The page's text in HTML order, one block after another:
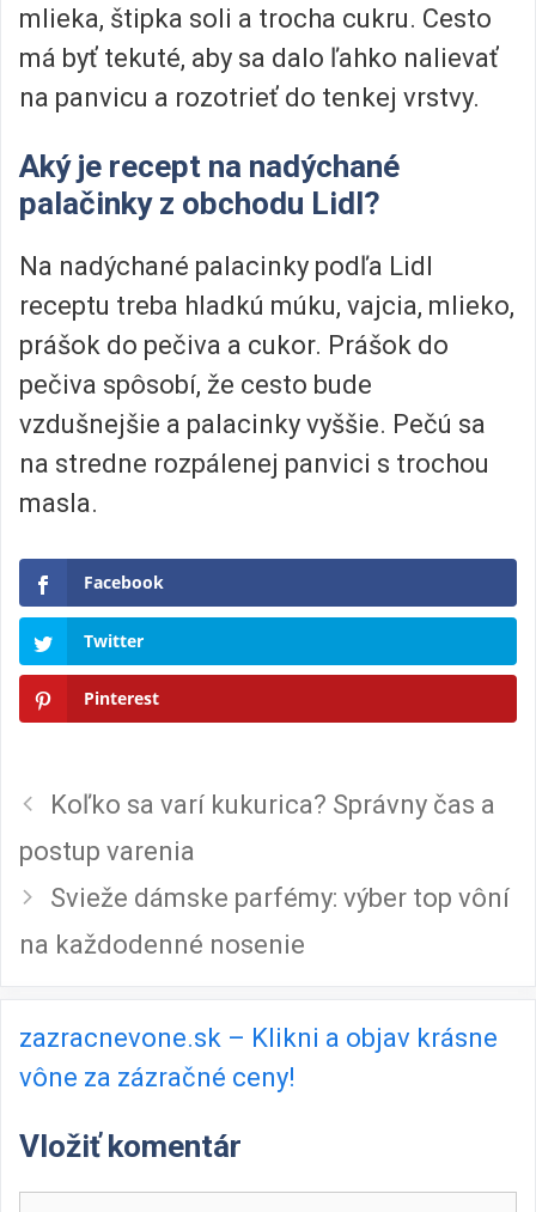
mlieka, štipka soli a trocha cukru. Cesto
má byť tekuté, aby sa dalo ľahko nalievať
na panvicu a rozotrieť do tenkej vrstvy.
Aký je recept na nadýchané
palačinky z obchodu Lidl?
Na nadýchané palacinky podľa Lidl
receptu treba hladkú múku, vajcia, mlieko,
prášok do pečiva a cukor. Prášok do
pečiva spôsobí, že cesto bude
vzdušnejšie a palacinky vyššie. Pečú sa
na stredne rozpálenej panvici s trochou
masla.
Facebook
Twitter
Pinterest
Koľko sa varí kukurica? Správny čas a
postup varenia
Svieže dámske parfémy: výber top vôní
na každodenné nosenie
zazracnevone.sk – Klikni a objav krásne
vône za zázračné ceny!
Vložiť komentár